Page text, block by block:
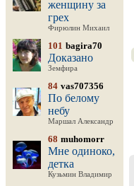
женщину за
грех
Фирюлин Михаил
101 bagira70
Доказано
Земфира
84 vas707356
По белому
небу
Маршал Александр
68 muhomorr
Мне одиноко,
детка
Кузьмин Владимир